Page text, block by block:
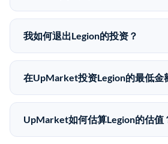
可能全部损失的准备。私有公司的
可能大幅波动。投资者应在投资前
在Pre-IPO交易中，合格投资者通过
股东（如员工、早期投资者或其他持
为FINRA注册的经纪交易商促成这
理合规、文件和结算事宜。
我如何退出Legion的投资？
Pre-IPO持股主要有两种退出途径：
售给其他买家，或持有直到公司完成
市场条件。任何退出的时间都是不
做好多年持有的准备。
在UpMarket投资Legion的最低金
UpMarket上大多数Pre-IPO产品的
50,000美元。具体金额可能因产品
UpMarket如何估算Legion的估值